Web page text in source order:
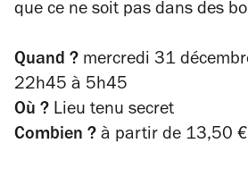
que ce ne soit pas dans des
Quand ? mercredi 31
22h45 à 5h45
Où ? Lieu tenu secret
Combien ? à partir de 13,50